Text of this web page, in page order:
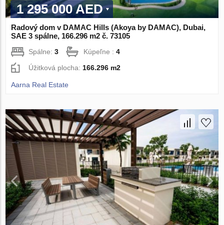
1 295 000 AED
Radový dom v DAMAC Hills (Akoya by DAMAC), Dubai,
SAE 3 spálne, 166.296 m2 č. 73105
Spálne:3 Kúpeľne :4
Úžitková plocha:166.296 m2
Aarna Real Estate